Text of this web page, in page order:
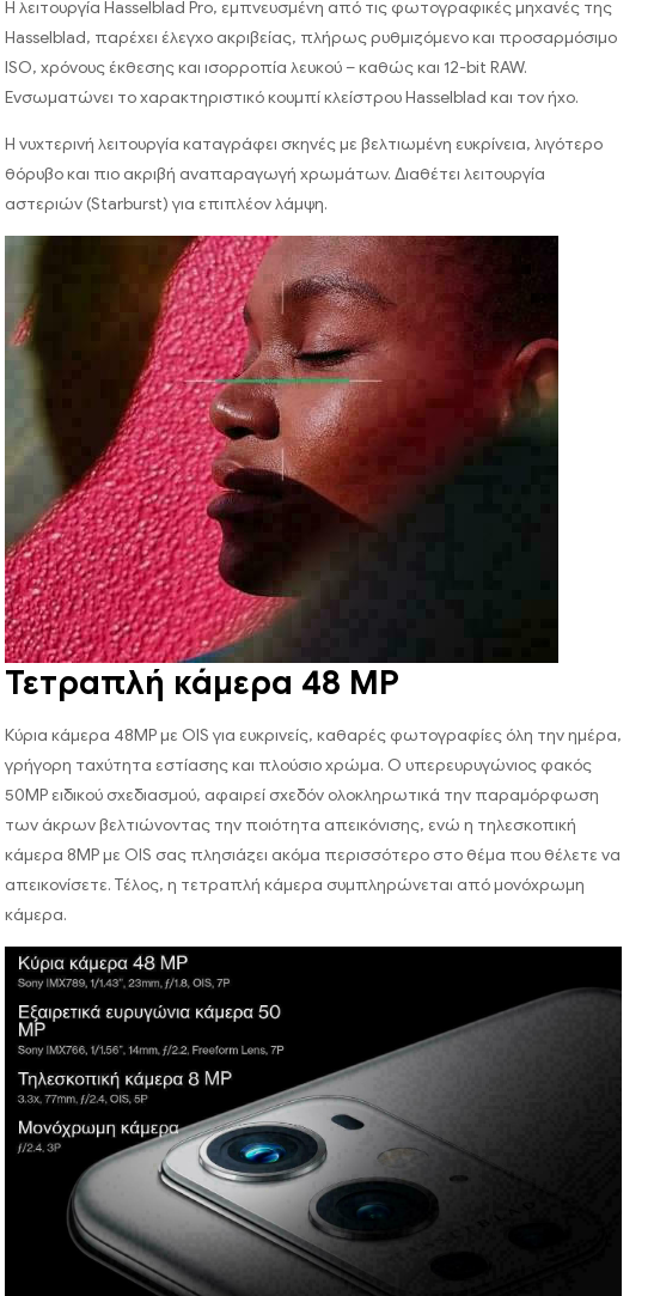
Η λειτουργία Hasselblad Pro, εμπνευσμένη από τις φωτογραφικές μηχανές της
Hasselblad, παρέχει έλεγχο ακριβείας, πλήρως ρυθμιζόμενο και προσαρμόσιμο
ISO, χρόνους έκθεσης και ισορροπία λευκού – καθώς και 12-bit RAW.
Ενσωματώνει το χαρακτηριστικό κουμπί κλείστρου Hasselblad και τον ήχο.
Η νυχτερινή λειτουργία καταγράφει σκηνές με βελτιωμένη ευκρίνεια, λιγότερο
θόρυβο και πιο ακριβή αναπαραγωγή χρωμάτων. Διαθέτει λειτουργία
αστεριών (Starburst) για επιπλέον λάμψη.
Τετραπλή κάμερα 48 MP
Κύρια κάμερα 48MP με OIS για ευκρινείς, καθαρές φωτογραφίες όλη την ημέρα,
γρήγορη ταχύτητα εστίασης και πλούσιο χρώμα. Ο υπερευρυγώνιος φακός
50MP ειδικού σχεδιασμού, αφαιρεί σχεδόν ολοκληρωτικά την παραμόρφωση
των άκρων βελτιώνοντας την ποιότητα απεικόνισης, ενώ η τηλεσκοπική
κάμερα 8MP με OIS σας πλησιάζει ακόμα περισσότερο στο θέμα που θέλετε να
απεικονίσετε. Τέλος, η τετραπλή κάμερα συμπληρώνεται από μονόχρωμη
κάμερα.